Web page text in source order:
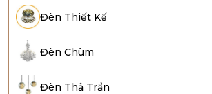
Đèn Thiết Kế
Đèn Chùm
Đèn Thả Trần